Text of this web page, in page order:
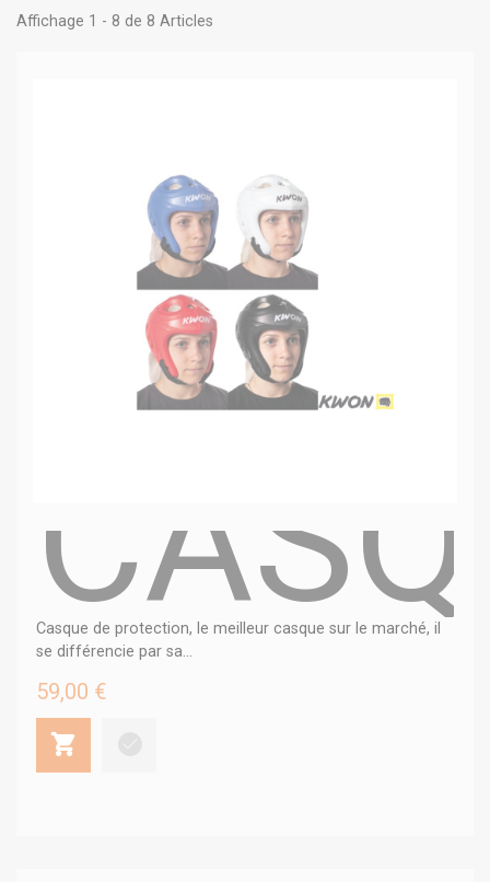
Affichage 1 - 8 de 8 Articles
Casque de protection, le meilleur casque sur le marché, il
se différencie par sa...
59,00 €